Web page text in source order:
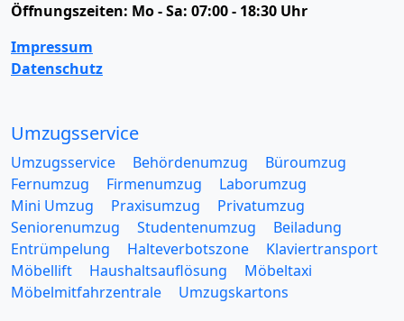
Öffnungszeiten: Mo - Sa: 07:00 - 18:30 Uhr
Impressum
Datenschutz
Umzugsservice
Umzugsservice Behördenumzug
Büroumzug
Fernumzug
Firmenumzug
Laborumzug
Mini Umzug
Praxisumzug
Privatumzug
Seniorenumzug
Studentenumzug
Beiladung
Entrümpelung
Halteverbotszone
Klaviertransport
Möbellift
Haushaltsauflösung
Möbeltaxi
Möbelmitfahrzentrale
Umzugskartons